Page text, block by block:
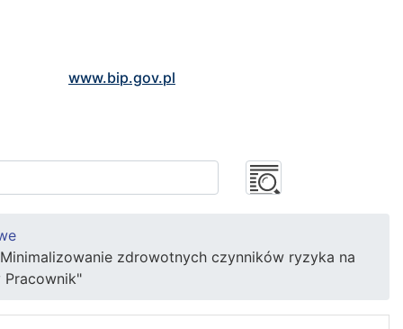
www.bip.gov.pl
zdrowotnych czynników ryzyka na
Pracownik"